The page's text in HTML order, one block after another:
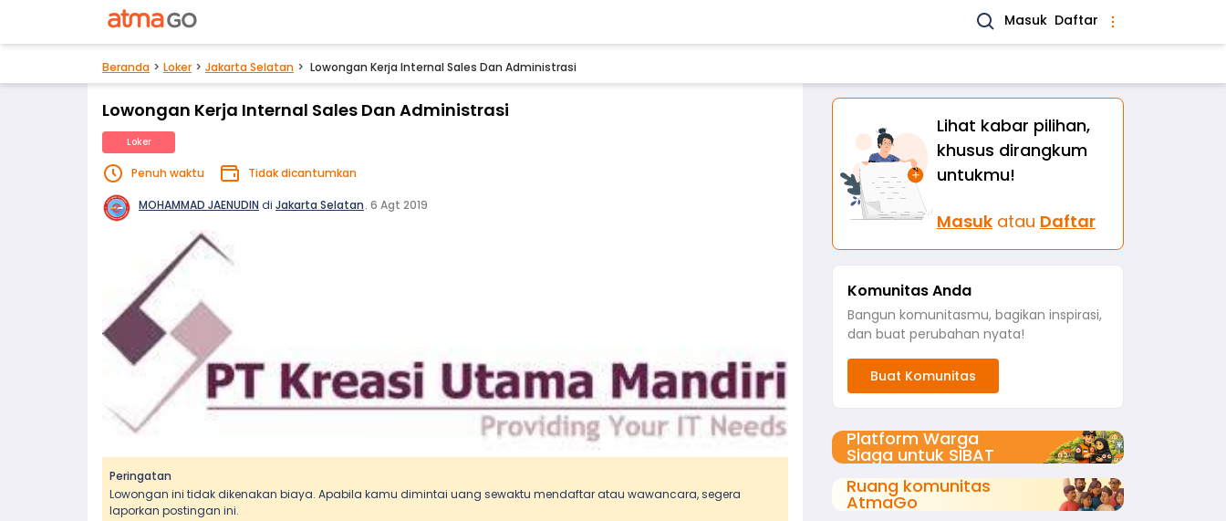
Masuk Daftar
Beranda Loker Jakarta Selatan Lowongan Kerja Internal Sales Dan Administrasi
Lowongan Kerja Internal Sales Dan Administrasi
Loker
Penuh waktu Tidak dicantumkan
MOHAMMAD JAENUDIN di Jakarta Selatan. 6 Agt 2019
Peringatan
Lowongan ini tidak dikenakan biaya. Apabila kamu dimintai uang sewaktu mendaftar atau wawancara, segera
laporkan postingan ini.
Lihat kabar pilihan,
khusus dirangkum
untukmu!
Masuk atau Daftar
Komunitas Anda
Bangun komunitasmu, bagikan inspirasi,
dan buat perubahan nyata!
Buat Komunitas
Platform Warga
Siaga untuk SIBAT
Ruang komunitas
AtmaGo